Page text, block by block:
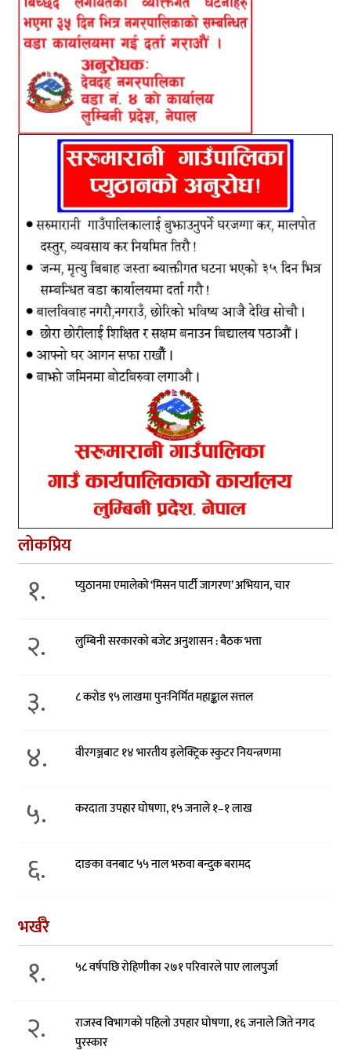
लोकप्रिय
१. प्युठानमा एमालेको ‘मिसन पार्टी जागरण’ अभियान, चार
२. लुम्बिनी सरकारको बजेट अनुशासन : बैठक भत्ता
३. ८ करोड ९५ लाखमा पुनःनिर्मित महाङ्काल सत्तल
४. वीरगञ्जबाट १४ भारतीय इलेक्ट्रिक स्कुटर नियन्त्रणमा
५. करदाता उपहार घोषणा, १५ जनाले १–१ लाख
६. दाङका वनबाट ५५ नाल भरुवा बन्दुक बरामद
भर्खरै
१. ५८ वर्षपछि रोहिणीका २७१ परिवारले पाए लालपुर्जा
२.
राजस्व विभागको पहिलो उपहार घोषणा, १६ जनाले जिते नगद
पुरस्कार